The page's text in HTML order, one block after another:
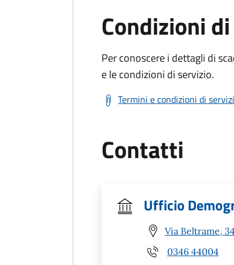
Condizioni
Per conoscere i dettagli di
e le condizioni di servizio.
Termini e condizioni di
Contatti
Ufficio
Via Beltrame,
0346 44004